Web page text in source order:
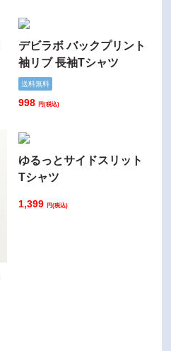
デビラボ バックプリント
袖リブ 長袖Tシャツ
送料無料
998 円(税込)
ゆるっとサイドスリット
Tシャツ
1,399 円(税込)